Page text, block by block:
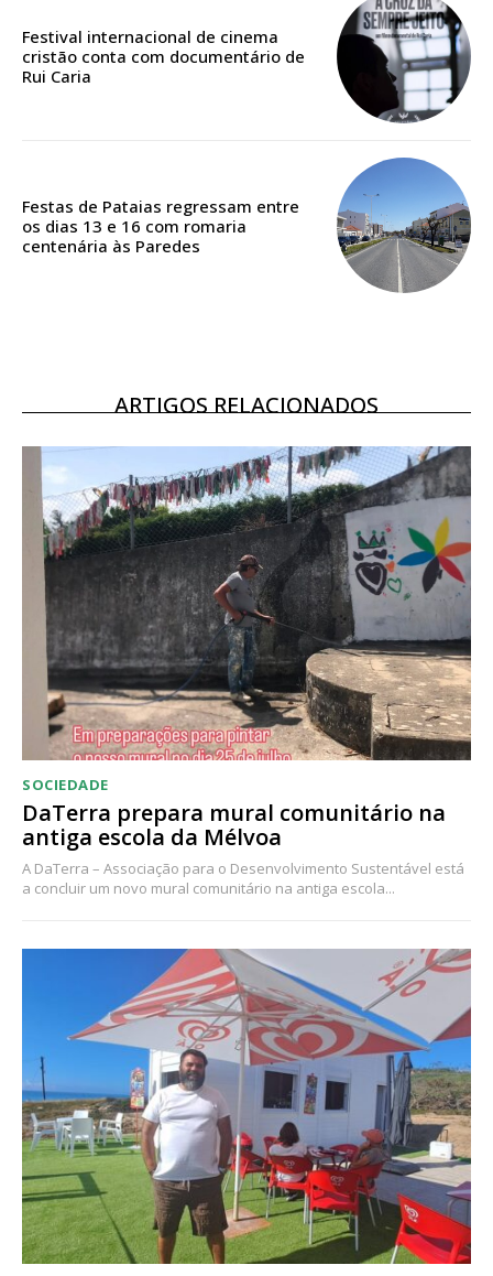
Acesso ao conteúdo online
Acesso aos conteúdos Exclusivos para
16€
12 meses
Acesso ao conteúdo online
Acesso aos conteúdos Exclusivos para
assinantes
Ofertas para assinatura anual
Escolha o plano
Festival internacional de cinema
cristão conta com documentário de
Rui Caria
Festas de Pataias regressam entre
os dias 13 e 16 com romaria
centenária às Paredes
ARTIGOS RELACIONADOS
SOCIEDADE
DaTerra prepara mural comunitário na
antiga escola da Mélvoa
A DaTerra – Associação para o Desenvolvimento Sustentável está
a concluir um novo mural comunitário na antiga escola...